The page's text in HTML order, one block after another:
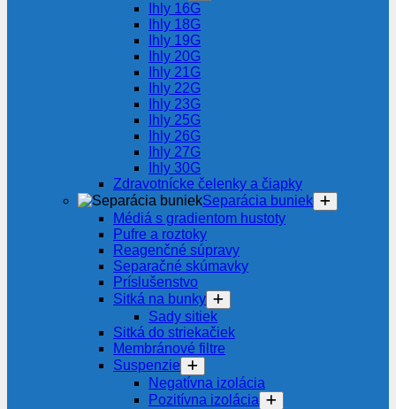
Ihly 16G
Ihly 18G
Ihly 19G
Ihly 20G
Ihly 21G
Ihly 22G
Ihly 23G
Ihly 25G
Ihly 26G
Ihly 27G
Ihly 30G
Zdravotnícke čelenky a čiapky
Separácia buniek
Médiá s gradientom hustoty
Pufre a roztoky
Reagenčné súpravy
Separačné skúmavky
Príslušenstvo
Sitká na bunky
Sady sitiek
Sitká do striekačiek
Membránové filtre
Suspenzie
Negatívna izolácia
Pozitívna izolácia